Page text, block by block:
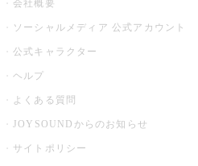
会社概要
ソーシャルメディア 公式アカウント
公式キャラクター
ヘルプ
よくある質問
JOYSOUNDからのお知らせ
サイトポリシー